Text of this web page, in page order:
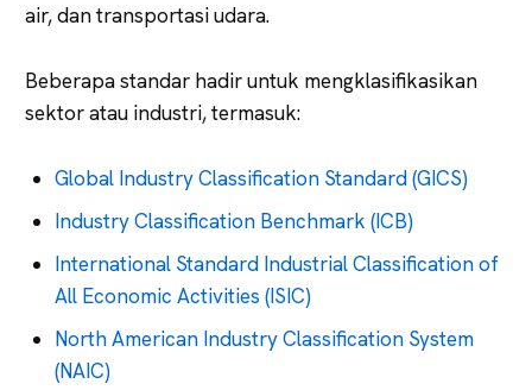
air, dan transportasi udara.
Beberapa standar hadir untuk mengklasifikasikan
sektor atau industri, termasuk:
Global Industry Classification Standard (GICS)
Industry Classification Benchmark (ICB)
International Standard Industrial Classification of
All Economic Activities (ISIC)
North American Industry Classification System
(NAIC)